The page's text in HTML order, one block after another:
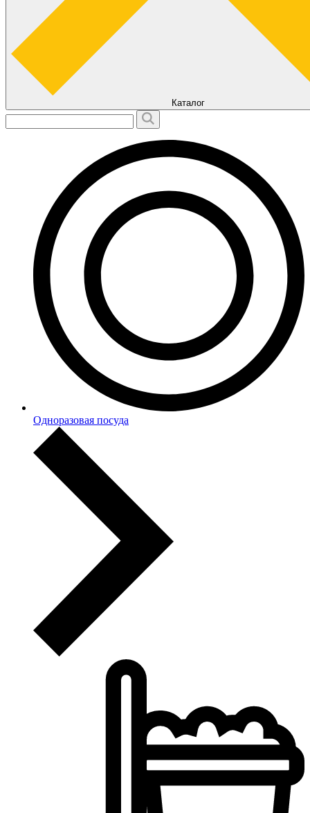
Каталог
Одноразовая посуда